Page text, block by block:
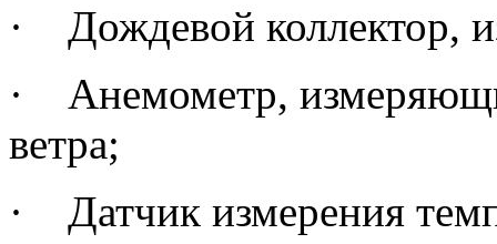
·
Дождевой коллектор,
·
Анемометр,
ветра;
·
Датчик измерения